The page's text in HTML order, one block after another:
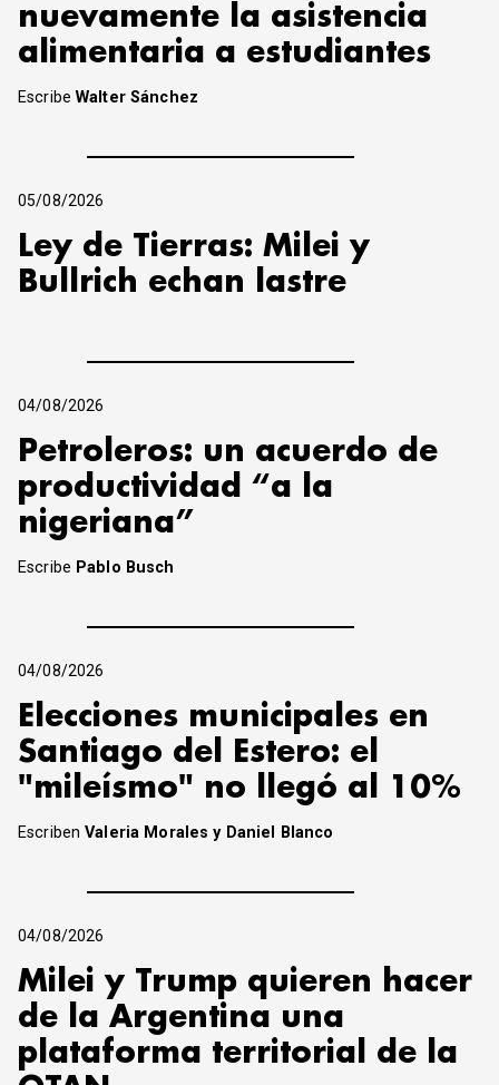
nuevamente la asistencia
alimentaria a estudiantes
EscribeWalter Sánchez
05/08/2026
Ley de Tierras: Milei y
Bullrich echan lastre
04/08/2026
Petroleros: un acuerdo de
productividad “a la
nigeriana”
Escribe Pablo Busch
04/08/2026
Elecciones municipales en
Santiago del Estero: el
"mileísmo" no llegó al 10%
EscribenValeria Morales y Daniel Blanco
04/08/2026
Milei y Trump quieren hacer
de la Argentina una
plataforma territorial de la